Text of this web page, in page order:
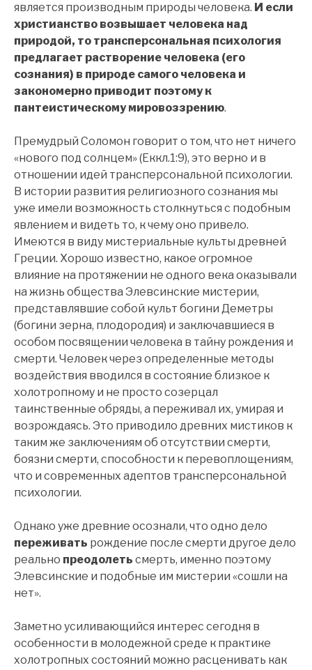
является производным природы человека. И если
христианство возвышает человека над
природой, то трансперсональная психология
предлагает растворение человека (его
сознания) в природе самого человека и
закономерно приводит поэтому к
пантеистическому мировоззрению.
Премудрый Соломон говорит о том, что нет ничего
«нового под солнцем» (Еккл.1:9), это верно и в
отношении идей трансперсональной психологии.
В истории развития религиозного сознания мы
уже имели возможность столкнуться с подобным
явлением и видеть то, к чему оно привело.
Имеются в виду мистериальные культы древней
Греции. Хорошо известно, какое огромное
влияние на протяжении не одного века оказывали
на жизнь общества Элевсинские мистерии,
представлявшие собой культ богини Деметры
(богини зерна, плодородия) и заключавшиеся в
особом посвящении человека в тайну рождения и
смерти. Человек через определенные методы
воздействия вводился в состояние близкое к
холотропному и не просто созерцал
таинственные обряды, а переживал их, умирая и
возрождаясь. Это приводило древних мистиков к
таким же заключениям об отсутствии смерти,
боязни смерти, способности к перевоплощениям,
что и современных адептов трансперсональной
психологии.
Однако уже древние осознали, что одно дело
переживать рождение после смерти другое дело
реально преодолеть смерть, именно поэтому
Элевсинские и подобные им мистерии «сошли на
нет».
Заметно усиливающийся интерес сегодня в
особенности в молодежной среде к практике
холотропных состояний можно расценивать как